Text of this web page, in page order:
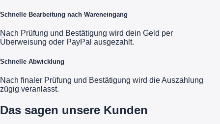
Schnelle Bearbeitung nach Wareneingang
Nach Prüfung und Bestätigung wird dein Geld per
Überweisung oder PayPal ausgezahlt.
Schnelle Abwicklung
Nach finaler Prüfung und Bestätigung wird die Auszahlung
zügig veranlasst.
Das sagen unsere Kunden